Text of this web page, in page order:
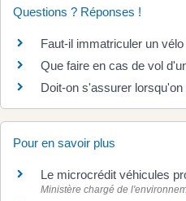
Questions ? Réponses !
Faut-il immatriculer un
Que faire en cas de vol
Doit-on s'assurer
Pour en savoir plus
Le microcrédit véhicules
Ministère chargé de